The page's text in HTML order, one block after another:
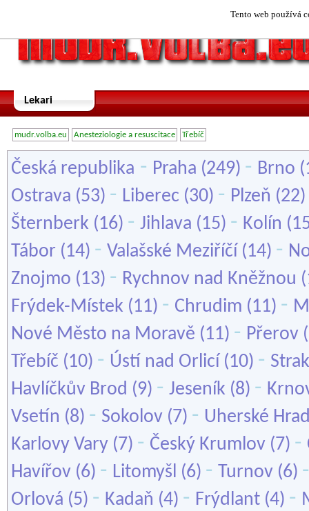
Tento web používá
Lekari
mudr.volba.eu Anesteziologie a resuscitace Třebíč
Česká republika - Praha (249) - Brno
Ostrava (53) - Liberec (30) - Plzeň (22)
Šternberk (16) - Jihlava (15) - Kolín
Tábor (14) - Valašské Meziříčí (14) -
Znojmo (13) - Rychnov nad Kněžnou
Frýdek-Místek (11) - Chrudim (11) -
Nové Město na Moravě (11) - Přerov
Třebíč (10) - Ústí nad Orlicí (10) -
Havlíčkův Brod (9) - Jeseník (8) -
Vsetín (8) - Sokolov (7) - Uherské
Karlovy Vary (7) - Český Krumlov (7) -
Havířov (6) - Litomyšl (6) - Turnov (6)
Orlová (5) - Kadaň (4) - Frýdlant (4) -